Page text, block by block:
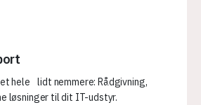
hele lidt nemmere: Rådgivning,
løsninger til dit IT-udstyr.